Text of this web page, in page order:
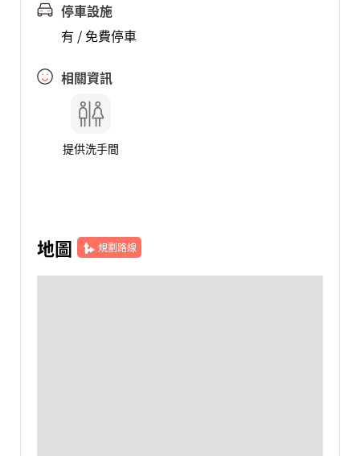
停車設施
有 / 免費停車
相關資訊
提供洗手間
地圖 規劃路線